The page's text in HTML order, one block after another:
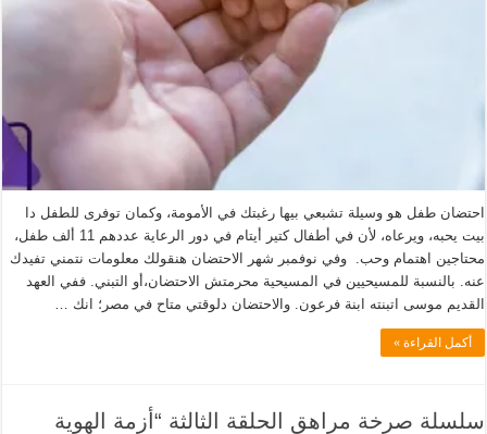
احتضان طفل هو وسيلة تشبعي بيها رغبتك في الأمومة، وكمان توفرى للطفل دا
بيت يحبه، ويرعاه، لأن في أطفال كتير أيتام في دور الرعاية عددهم 11 ألف طفل،
محتاجين اهتمام وحب. وفي نوفمبر شهر الاحتضان هنقولك معلومات نتمني تفيدك
عنه. بالنسبة للمسيحيين في المسيحية محرمتش الاحتضان،أو التبني. ففي العهد
القديم موسى اتبنته ابنة فرعون. والاحتضان دلوقتي متاح في مصر؛ انك …
أكمل القراءة »
سلسلة صرخة مراهق الحلقة الثالثة “أزمة الهوية